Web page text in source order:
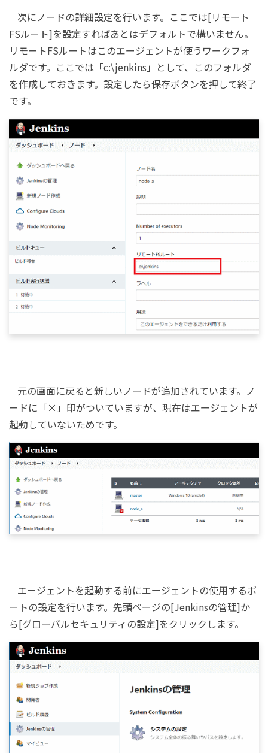
次にノードの詳細設定を行います。ここでは[リモート
FSルート]を設定すればあとはデフォルトで構いません。
リモートFSルートはこのエージェントが使うワークフォ
ルダです。ここでは「c:\jenkins」として、このフォルダ
を作成しておきます。設定したら保存ボタンを押して終了
です。
元の画面に戻ると新しいノードが追加されています。ノ
ードに「×」印がついていますが、現在はエージェントが
起動していないためです。
エージェントを起動する前にエージェントの使用するポ
ートの設定を行います。先頭ページの[Jenkinsの管理]か
ら[グローバルセキュリティの設定]をクリックします。